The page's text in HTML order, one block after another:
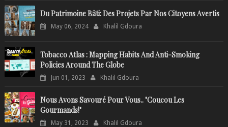
Du Patrimoine Bâti: Des Projets Par Nos Citoyens Avertis
May 06, 2024 Khalil Gdoura
Tobacco Atlas : Mapping Habits And Anti-Smoking
Policies Around The Globe
Jun 01, 2023 Khalil Gdoura
Nous Avons Savouré Pour Vous.. "Coucou Les
Gourmands!"
May 31, 2023 Khalil Gdoura